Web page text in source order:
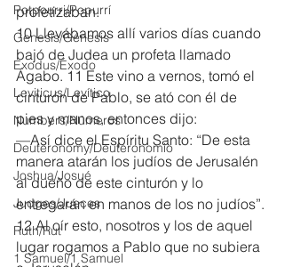
Potpourri/Popurrí
Genesis/Génesis
Exodus/Éxodo
Leviticus/Levítico
Numbers/Números
Deuteronomy/Deuteronomio
Joshua/Josué
Judges/Jueces
Ruth/Rut
1 Samuel/1 Samuel
profetizaban.
10 Llevábamos allí varios días cuando
bajó de Judea un profeta llamado
Ágabo. 11 Este vino a vernos, tomó el
cinturón de Pablo, se ató con él de
pies y manos, entonces dijo:
—Así dice el Espíritu Santo: “De esta
manera atarán los judíos de Jerusalén
al dueño de este cinturón y lo
entregarán en manos de los no judíos”.
12 Al oír esto, nosotros y los de aquel
lugar rogamos a Pablo que no subiera